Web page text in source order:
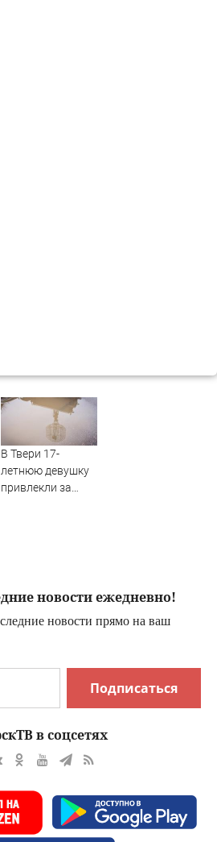
В Твери 17-
летнюю девушку
привлекли за
Тверские новости.
Новости Твери. Т
новости ежедневно!
новости прямо на ваш
Подписаться
в соцсетях